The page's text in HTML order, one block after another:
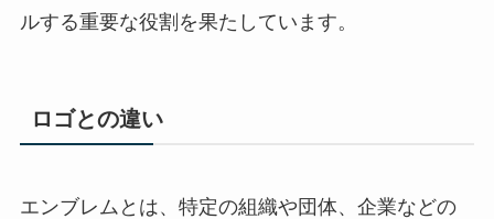
ルする重要な役割を果たしています。
ロゴとの違い
エンブレムとは、特定の組織や団体、企業などの